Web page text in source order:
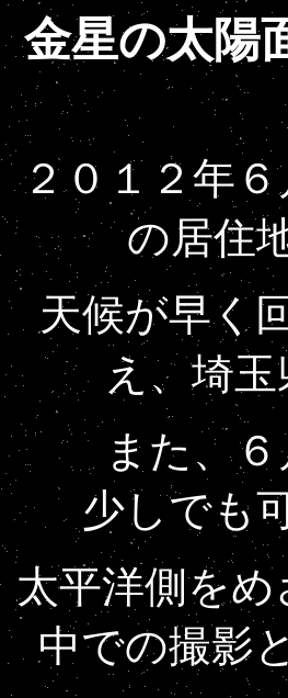
金星の太陽
２０１２年
の居住
天候が早く
え、埼
また、６月
少しでも
太平洋側を
中での撮影